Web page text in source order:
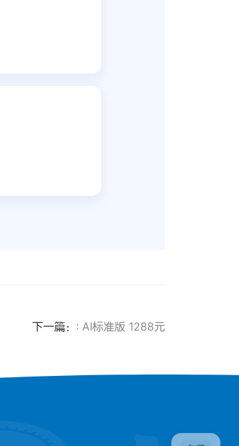
下一篇： : AI标准版 1288元